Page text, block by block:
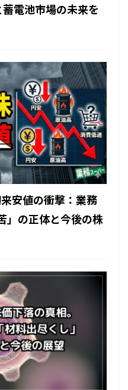
電池市場の未来を
安値の衝撃：業務
」の正体と今後の株